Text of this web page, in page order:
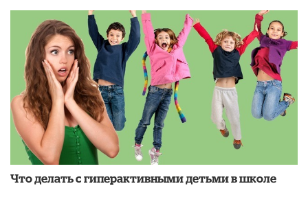
Что делать с гиперактивными детьми в школе